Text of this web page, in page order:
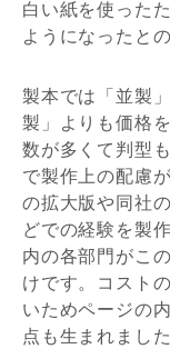
白い紙を使った
ようになったと
製本では「並製
製」よりも価格
数が多くて判型
で製作上の配慮
の拡大版や同社
どでの経験を製
内の各部門がこ
けです。コスト
いためページの
点も生まれました